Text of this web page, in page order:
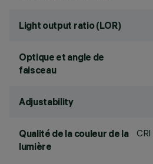
Light output ratio (LOR)
Optique et angle de
faisceau
Adjustability
Qualité de la couleur de la
lumière
CRI